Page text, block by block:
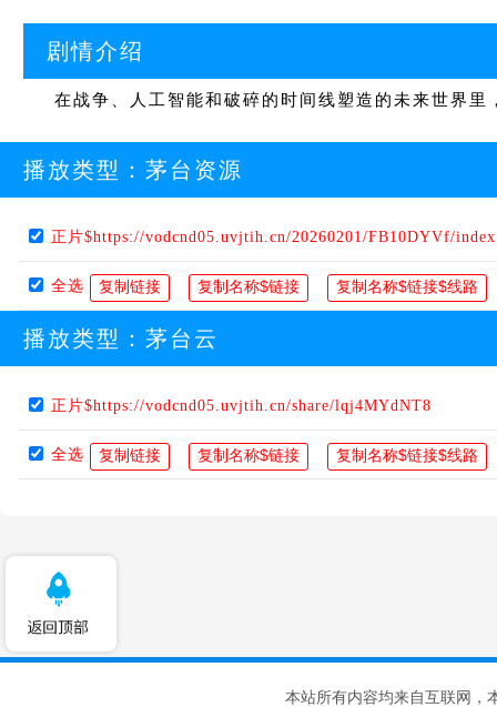
剧情介绍
在战争、人工智能和破碎的时间线塑造的未来世界里
播放类型： 茅台资源
正片$https://vodcnd05.uvjtih.cn/20260201/FB10DYVf/
全选
播放类型： 茅台云
正片$https://vodcnd05.uvjtih.cn/share/lqj4MYdNT8
全选
本站所有内容均来自互联网，